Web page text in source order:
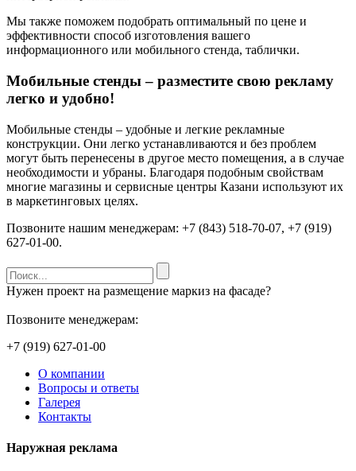
Мы также поможем подобрать оптимальный по цене и
эффективности способ изготовления вашего
информационного или мобильного стенда, таблички.
Мобильные стенды – разместите свою рекламу
легко и удобно!
Мобильные стенды – удобные и легкие рекламные
конструкции. Они легко устанавливаются и без проблем
могут быть перенесены в другое место помещения, а в случае
необходимости и убраны. Благодаря подобным свойствам
многие магазины и сервисные центры Казани используют их
в маркетинговых целях.
Позвоните нашим менеджерам: +7 (843) 518-70-07, +7 (919)
627-01-00.
Нужен проект на размещение маркиз на фасаде?
Позвоните менеджерам:
+7 (919) 627-01-00
О компании
Вопросы и ответы
Галерея
Контакты
Наружная реклама